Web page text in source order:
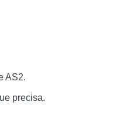
AS2.
precisa.